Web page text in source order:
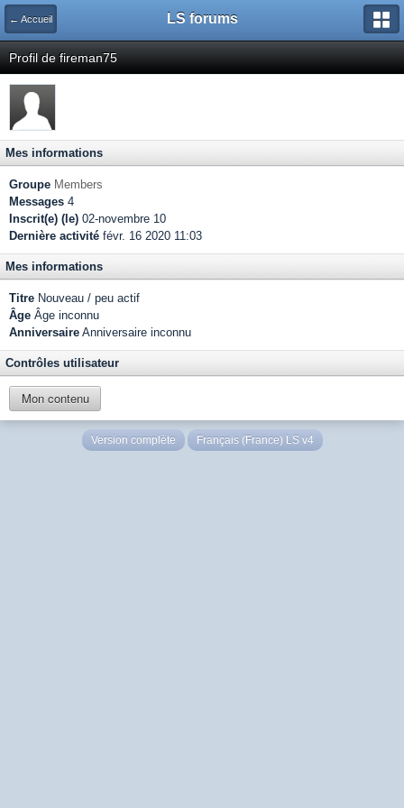
← Accueil LS forums
Profil de fireman75
Mes informations
Groupe Members
Messages 4
Inscrit(e) (le) 02-novembre 10
Dernière activité févr. 16 2020 11:03
Mes informations
Titre Nouveau / peu actif
Âge Âge inconnu
Anniversaire Anniversaire inconnu
Contrôles utilisateur
Mon contenu
Version complète Français (France) LS v4